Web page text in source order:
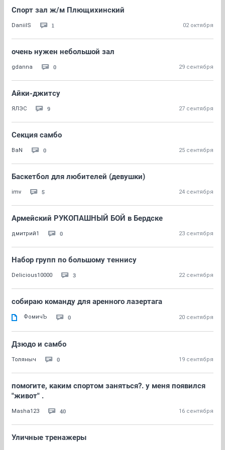
Спорт зал ж/м Плющихинский
DaniilS 1 02 октября
очень нужен небольшой зал
gdanna 0 29 сентября
Айки-джитсу
ЯЛЭС 9 27 сентября
Секция самбо
BaN 0 25 сентября
Баскетбол для любителей (девушки)
imv 5 24 сентября
Армейский РУКОПАШНЫЙ БОЙ в Бердске
дмитрий1 0 23 сентября
Набор групп по большому теннису
Delicious10000 3 22 сентября
собираю команду для аренного лазертага
ФомичЪ 0 20 сентября
Дзюдо и самбо
Толяныч 0 19 сентября
помогите, каким спортом заняться?. у меня появился
"живот" .
Masha123 40 16 сентября
Уличные тренажеры